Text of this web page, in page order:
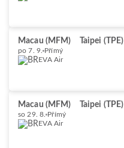
Macau (MFM) Taipei (TPE)
po 7. 9. Přímý
EVA Air
Macau (MFM) Taipei (TPE)
so 29. 8. Přímý
EVA Air